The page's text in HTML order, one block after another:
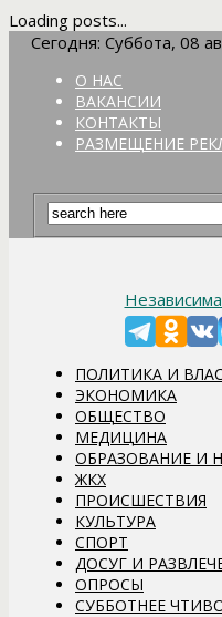
Loading posts...
Сегодня: Суббота, 08
О НАС
ВАКАНСИИ
КОНТАКТЫ
РАЗМЕЩЕНИЕ
ПОЛИТИКА И
ЭКОНОМИКА
ОБЩЕСТВО
МЕДИЦИНА
ОБРАЗОВАНИЕ И
ЖКХ
ПРОИСШЕСТВИЯ
КУЛЬТУРА
СПОРТ
ДОСУГ И
ОПРОСЫ
СУББОТНЕЕ